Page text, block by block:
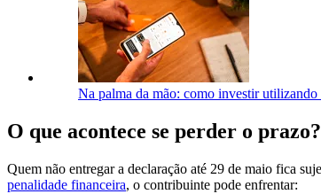
Na palma da mão: como investir utilizando
O que acontece se perder o prazo?
Quem não entregar a declaração até 29 de maio fica
penalidade financeira, o contribuinte pode enfrentar: